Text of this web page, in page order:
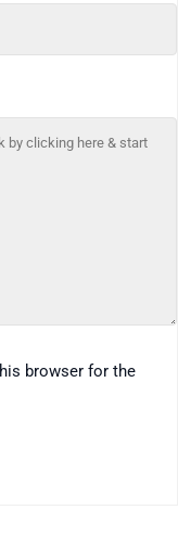
browser for the